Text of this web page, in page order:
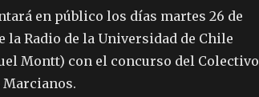
en público los días martes 26 de
la Radio de la Universidad de Chile
Montt) con el concurso del Colectivo